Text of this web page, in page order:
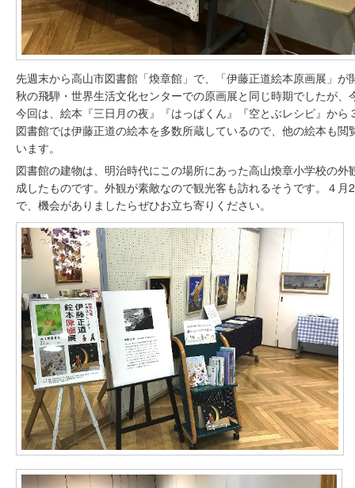
先週末から高山市図書館「煥章館」で、「伊藤正道絵本原画展」が
秋の飛騨・世界生活文化センターでの原画展と同じ時期でしたが、
今回は、絵本『三日月の夜』『はっぱくん』『空とぶレシピ』から
図書館では伊藤正道の絵本を多数所蔵しているので、他の絵本も閲
います。
図書館の建物は、明治時代にこの場所にあった高山煥章小学校の
成したものです。外観が素敵なので観光客も訪れるそうです。４月
で、機会がありましたらぜひお立ち寄りください。